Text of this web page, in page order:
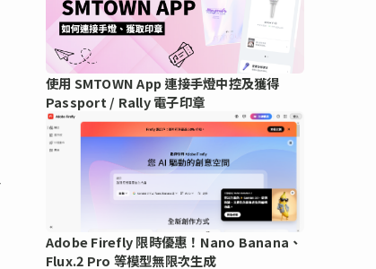
使用 SMTOWN App 連接手燈中控及獲得
Passport / Rally 電子印章
Adobe Firefly 限時優惠！Nano Banana、
Flux.2 Pro 等模型無限次生成